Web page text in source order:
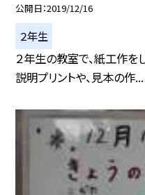
公開日 2019/12/16
２年生
２年生の教室で、紙工作を
説明プリントや、見本の作...